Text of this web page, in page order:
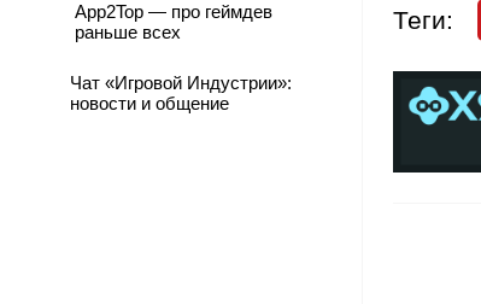
App2Top — про геймдев
раньше всех
Чат «Игровой Индустрии»:
новости и общение
Теги: